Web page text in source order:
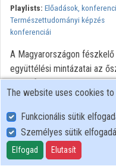
Playlists: Előadások,
Természettudományi képzés
konferenciái
A Magyarországon
együttélési mintázatai az
József, Bánhidi Péter,
Kalmár Sándor, Lukács
László. - Szombathely :
Természettudományi
Dániel Pedagógusképző
The website uses cookies
Funkcionális sütik
Személyes sütik
Elfogad Elutasít